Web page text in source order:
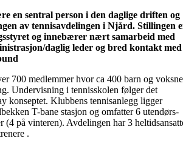
en sentral person i den daglige driften og
av tennisavdelingen i Njård. Stillingen
og innebærer nært samarbeid med
daglig leder og bred kontakt med
700 medlemmer hvor ca 400 barn og voksne
Undervisning i tennisskolen følger det
konseptet. Klubbens tennisanlegg ligger
T-bane stasjon og omfatter 6 utendørs-
(4 på vinteren). Avdelingen har 3
.